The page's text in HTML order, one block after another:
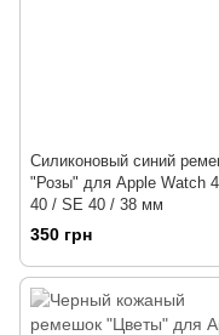
Силиконовый синий
"Розы" для Apple Watch
40 / SE 40 / 38 мм
350 грн